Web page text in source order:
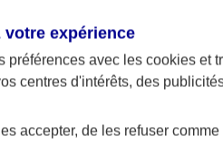
votre expérience
préférences avec les cookies et
centres d'intérêts, des
accepter, de les refuser